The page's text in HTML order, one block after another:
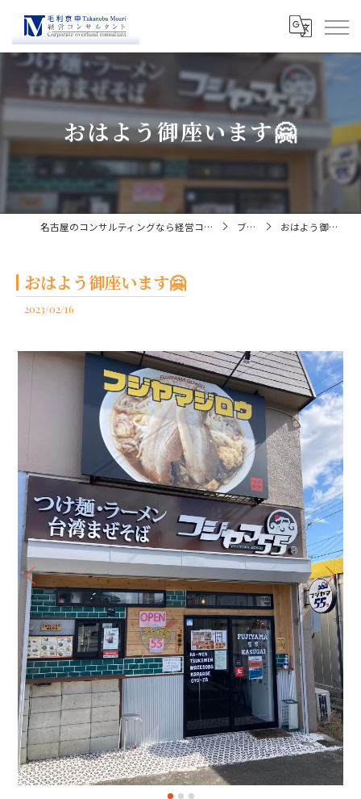
おはよう御座います🤗
名古屋のコンサルティングなら経営コンサルタント毛利京申 ブログ おはよう御座います🤗
おはよう御座います🤗
2023/02/16